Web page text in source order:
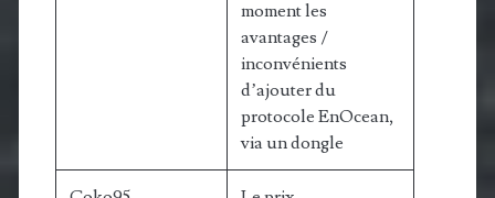
moment les
avantages /
inconvénients
d’ajouter du
protocole EnOcean,
via un dongle